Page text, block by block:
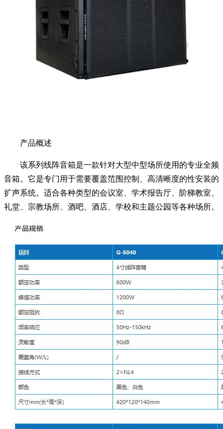
产品概述
该系列线阵音箱是一款针对大型中型场所使用的专业全频
音箱。它是专门用于需要覆盖范围控制、高清晰度的性安装的
扩声系统。适合各种类型的会议室、学术报告厅、阶梯教室、
礼堂、宗教场所、酒吧、酒店、学校和主题公园等各种场所。